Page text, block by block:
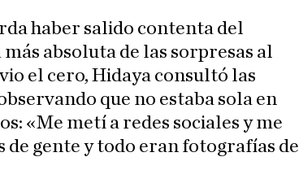
haber salido contenta del
absoluta de las sorpresas al
el cero, Hidaya consultó las
que no estaba sola en
«Me metí a redes sociales y me
de gente y todo eran fotografías de